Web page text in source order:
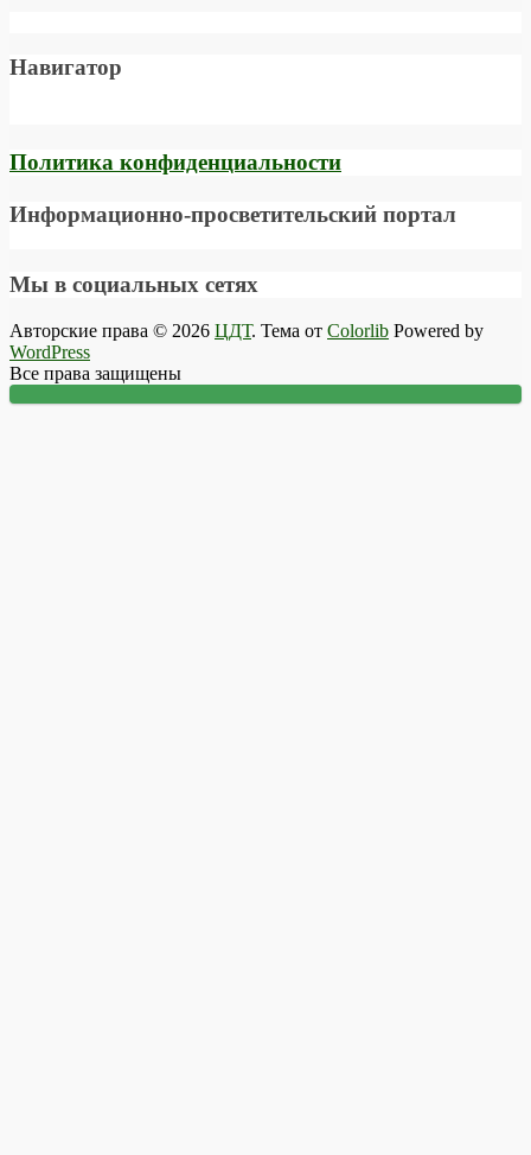
Навигатор
Политика конфиденциальности
Информационно-просветительский портал
Мы в социальных сетях
Авторские права © 2026 ЦДТ. Тема от Colorlib Powered by
WordPress
Все права защищены